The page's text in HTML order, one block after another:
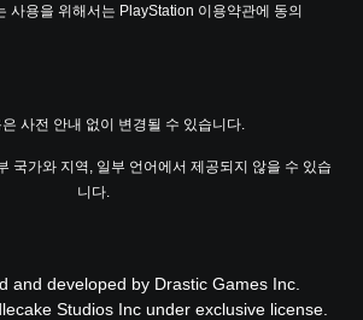
사용을 위해서는 PlayStation 이용약관에 동의
사전 안내 없이 변경될 수 있습니다.
국가와 지역, 일부 언어에서 제공되지 않을 수 있습
니다.
and developed by Drastic Games Inc.
Studios Inc under exclusive license.